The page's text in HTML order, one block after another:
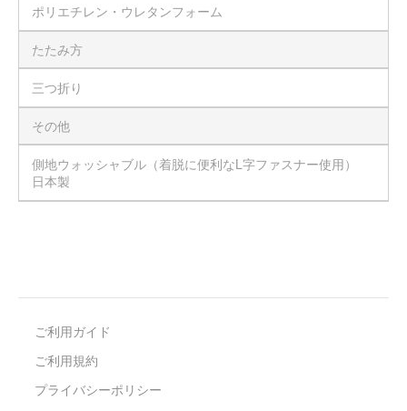
ポリエチレン・ウレタンフォーム
たたみ方
三つ折り
その他
側地ウォッシャブル（着脱に便利なL字ファスナー使用）
日本製
ご利用ガイド
ご利用規約
プライバシーポリシー